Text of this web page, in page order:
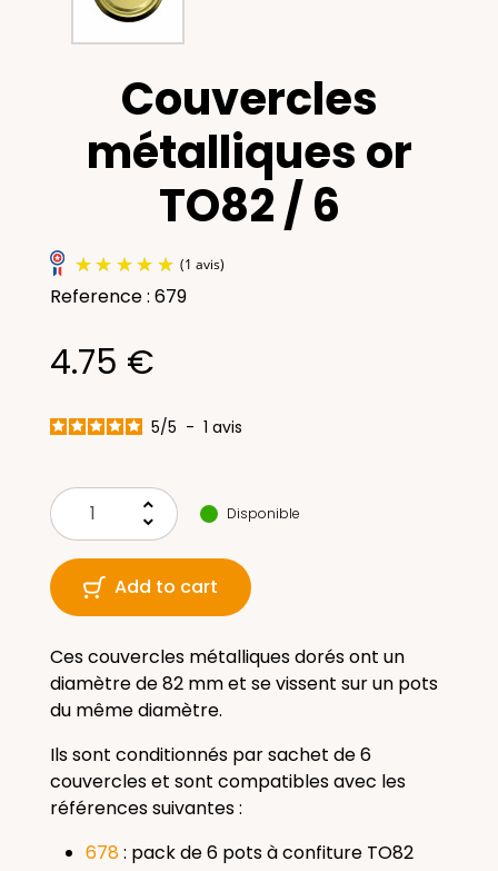
Couvercles
métalliques or
TO82 / 6
Reference : 679
4.75 €
5/5 - 1 avis
keyboard_arrow_up
keyboard_arrow_down
Disponible
Add to cart
Ces couvercles métalliques dorés ont un
diamètre de 82 mm et se vissent sur un pots
du même diamètre.
Ils sont conditionnés par sachet de 6
couvercles et sont compatibles avec les
références suivantes :
678: pack de 6 pots à confiture TO82